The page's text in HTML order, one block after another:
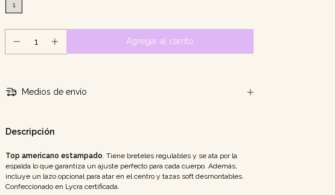
1
Medios de envío
Descripción
Top americano estampado. Tiene breteles regulables y se ata por la
espalda lo que garantiza un ajuste perfecto para cada cuerpo. Además,
incluye un lazo opcional para atar en el centro y tazas soft desmontables.
Confeccionado en Lycra certificada.